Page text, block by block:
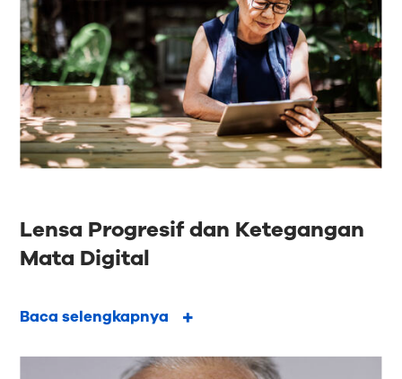
Lensa Progresif dan Ketegangan
Mata Digital
Baca selengkapnya